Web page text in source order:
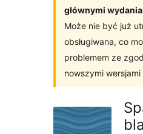
głównymi
Może nie być już
obsługiwana, co
problemem ze
nowszymi wersjami